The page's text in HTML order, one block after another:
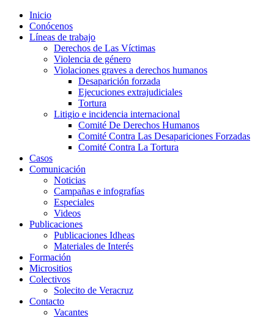
Inicio
Conócenos
Líneas de trabajo
Derechos de Las Víctimas
Violencia de género
Violaciones graves a derechos humanos
Desaparición forzada​
Ejecuciones extrajudiciales
Tortura
Litigio e incidencia internacional
Comité De Derechos Humanos​
Comité Contra Las Desapariciones Forzadas
Comité Contra La Tortura​
Casos
Comunicación
Noticias
Campañas e infografías
Especiales
Videos
Publicaciones
Publicaciones Idheas
Materiales de Interés
Formación
Micrositios
Colectivos
Solecito de Veracruz
Contacto
Vacantes